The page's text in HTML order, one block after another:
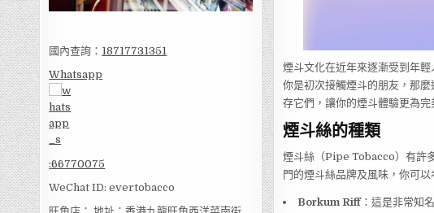
國內查詢： 18717731351
Whatsapp
:66770075
WeChat ID: evertobacco
煙斗文化在近年來逐漸受到年
你是初次接觸煙斗的朋友，那
存它們，讓你的煙斗體驗更為完
煙斗絲的種類
煙斗絲（Pipe Tobacco）有許
門的煙斗絲品牌及風味，你可以
Borkum Riff：這是非常知